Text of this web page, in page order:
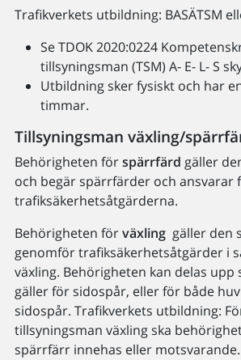
Trafikverkets utbildning: BASÄTSM
Se TDOK 2020:0224
tillsyningsman (TSM) A- E- L- S
Utbildning sker fysiskt och har
timmar.
Tillsyningsman växling/
Behörigheten förspärrfärd gäller
och begär spärrfärder och ansvarar
trafiksäkerhetsåtgärderna.
Behörigheten förväxling gäller den
genomför trafiksäkerhetsåtgärder i
växling. Behörigheten kan delas upp
gäller för sidospår, eller för både
sidospår. Trafikverkets utbildning:
tillsyningsman växling ska
spärrfärr innehas eller motsvarande.